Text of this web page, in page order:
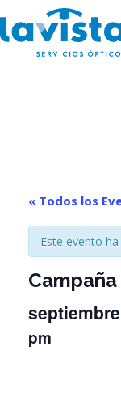
« Todos los
Este evento
pm